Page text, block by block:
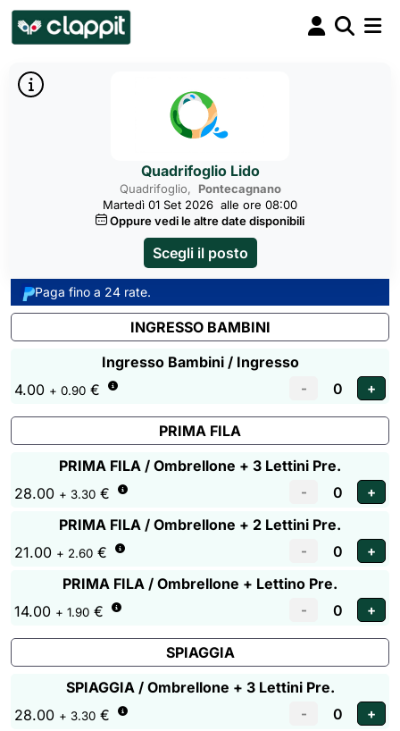
Quadrifoglio Lido
Quadrifoglio, Pontecagnano
Martedì 01 Set 2026 alle ore 08:00
Oppure vedi le altre date disponibili
Scegli il posto
Paga fino a 24 rate.
INGRESSO BAMBINI
Ingresso Bambini / Ingresso
4.00 + 0.90 €
PRIMA FILA
PRIMA FILA / Ombrellone + 3 Lettini Pre.
28.00 + 3.30 €
PRIMA FILA / Ombrellone + 2 Lettini Pre.
21.00 + 2.60 €
PRIMA FILA / Ombrellone + Lettino Pre.
14.00 + 1.90 €
SPIAGGIA
SPIAGGIA / Ombrellone + 3 Lettini Pre.
28.00 + 3.30 €